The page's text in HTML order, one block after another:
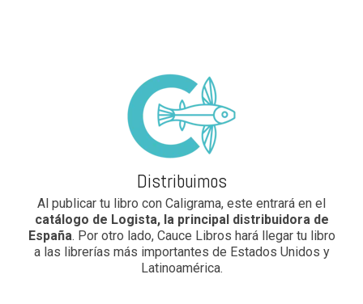
Distribuimos
Al publicar tu libro con Caligrama, este entrará en el
catálogo de Logista, la principal distribuidora de
España. Por otro lado, Cauce Libros hará llegar tu libro
a las librerías más importantes de Estados Unidos y
Latinoamérica.